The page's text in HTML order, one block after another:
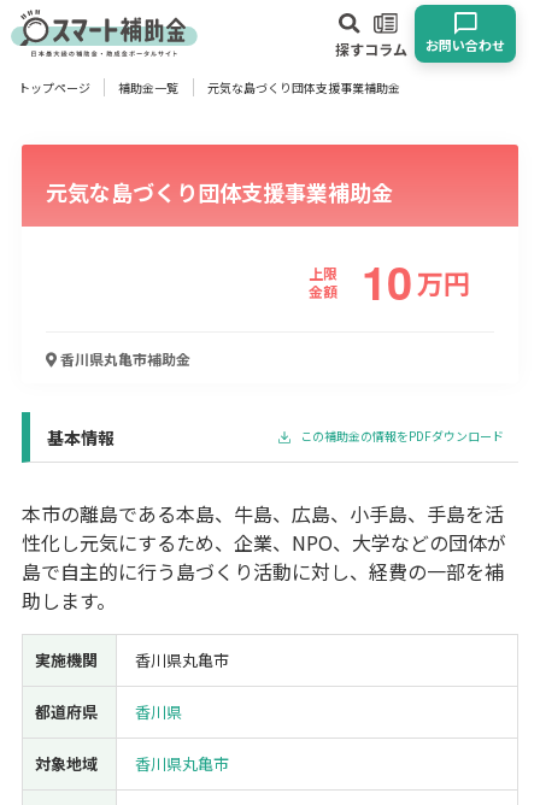
探すコラム お問い合わせ
対象
企業 団体 個人 その他
業種
宿泊･旅館業
その他
使い道
経営改善・経営強化 販路拡大 海外展開 設備投資
IT導入
人材採用・雇用
起業・創業
事業承継 災害・被災者支援
コロナ関連
環境・省エネ
テレワーク
トップページ 補助金一覧 元気な島づくり団体支援事業補助金
元気な島づくり団体支援事業補助金
上限
金額
10万円
香川県丸亀市補助金
基本情報 この補助金の情報をPDFダウンロード
本市の離島である本島、牛島、広島、小手島、手島を活
性化し元気にするため、企業、NPO、大学などの団体が
島で自主的に行う島づくり活動に対し、経費の一部を補
助します。
実施機関 香川県丸亀市
都道府県 香川県
対象地域 香川県丸亀市